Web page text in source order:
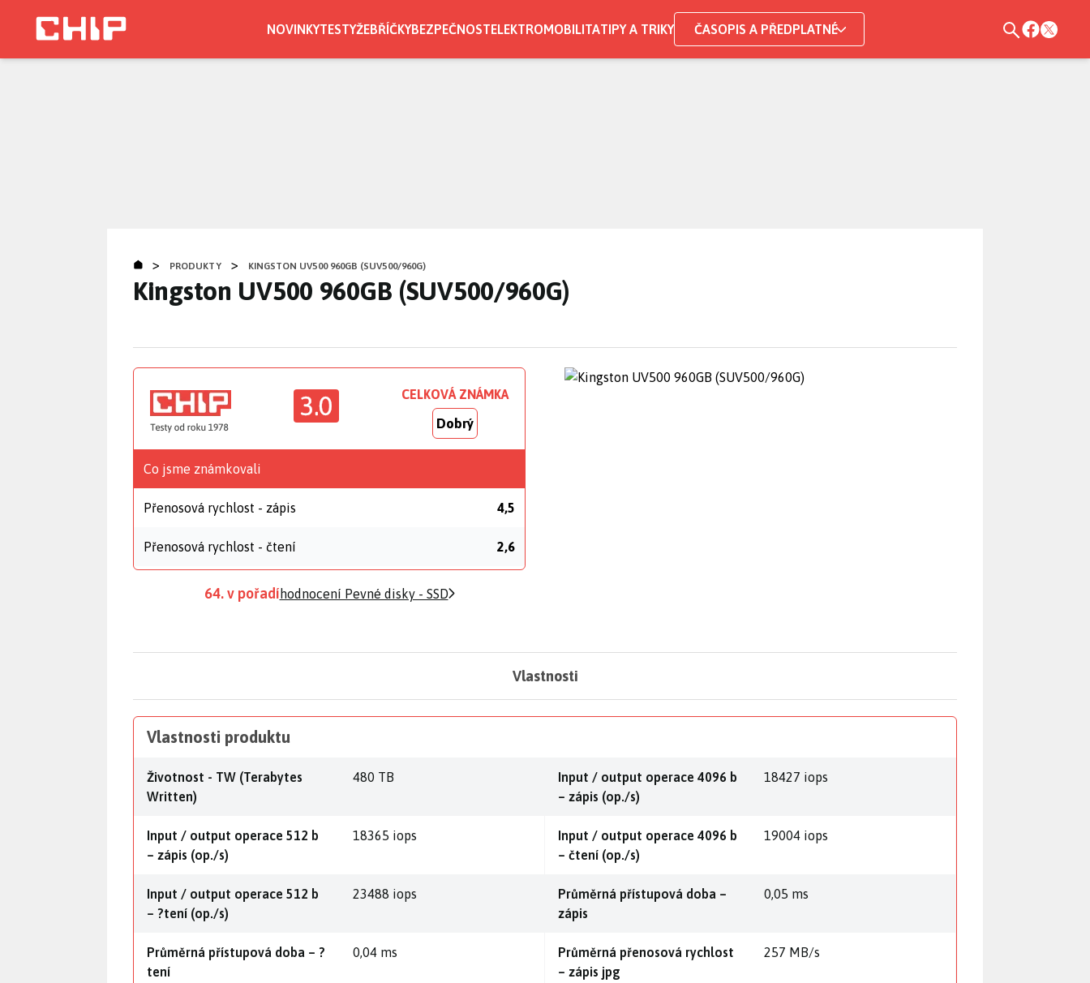
NOVINKYTESTYŽEBŘÍČKYBEZPEČNOSTELEKTROMOBILITATIPY A TRIKY ČASOPIS A PŘEDPLATNÉ
> PRODUKTY > KINGSTON UV500 960GB (SUV500/960G)
Kingston UV500 960GB (SUV500/960G)
3.0 CELKOVÁ ZNÁMKA
Dobrý
Co jsme známkovali
Přenosová rychlost - zápis 4,5
Přenosová rychlost - čtení 2,6
64. v pořadí hodnocení Pevné disky - SSD
Vlastnosti
Vlastnosti produktu
Životnost - TW (Terabytes
Written)
480 TB
Input / output operace 4096 b
– zápis (op./s)
18427 iops
Input / output operace 512 b
– zápis (op./s)
18365 iops
Input / output operace 4096 b
– čtení (op./s)
19004 iops
Input / output operace 512 b
– ?tení (op./s)
23488 iops
Průměrná přístupová doba –
zápis
0,05 ms
Průměrná přístupová doba – ?
tení
0,04 ms
Průměrná přenosová rychlost
– zápis jpg
257 MB/s